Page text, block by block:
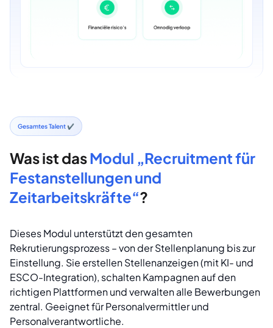
Gesamtes Talent ✔
Was ist dasModul „Recruitment für
Festanstellungen und
Zeitarbeitskräfte“?
Dieses Modul unterstützt den gesamten
Rekrutierungsprozess – von der Stellenplanung bis zur
Einstellung. Sie erstellen Stellenanzeigen (mit KI- und
ESCO-Integration), schalten Kampagnen auf den
richtigen Plattformen und verwalten alle Bewerbungen
zentral. Geeignet für Personalvermittler und
Personalverantwortliche.